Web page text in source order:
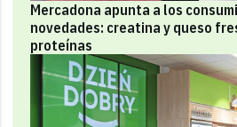
Mercadona apunta a los
novedades: creatina y queso
proteínas